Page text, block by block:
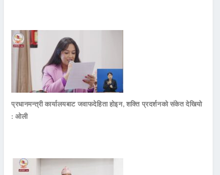
प्रधानमन्त्री कार्यालयबाट जवाफदेहिता होइन, शक्ति प्रदर्शनको संकेत देखियो
: ओली